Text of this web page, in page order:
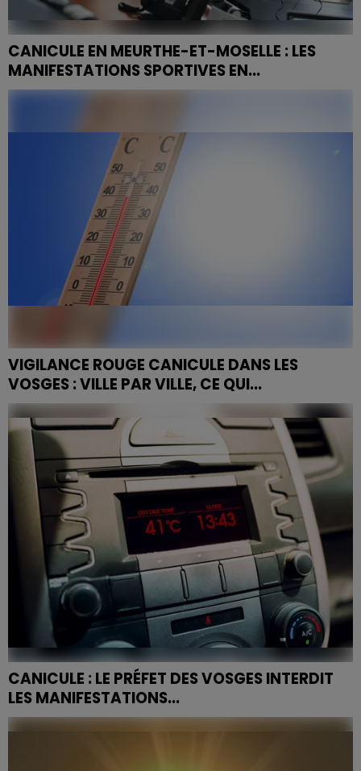
CANICULE EN MEURTHE-ET-MOSELLE : LES
MANIFESTATIONS SPORTIVES EN...
Le préfet de Meurthe-et-Moselle a activé ce jeudi la
températures pouvant atteindre 39 °C. À Nancy, la
VIGILANCE ROUGE CANICULE DANS LES
VOSGES : VILLE PAR VILLE, CE QUI...
Alors que 61 départements restent en alerte
maximale ce soir — dont les dix du Grand Est — et que
le gouvernement active le plan Orsan à son niveau le
plus...
CANICULE : LE PRÉFET DES VOSGES INTERDIT
LES MANIFESTATIONS...
Face aux fortes chaleurs attendues dans les
prochains jours et au placement du département des